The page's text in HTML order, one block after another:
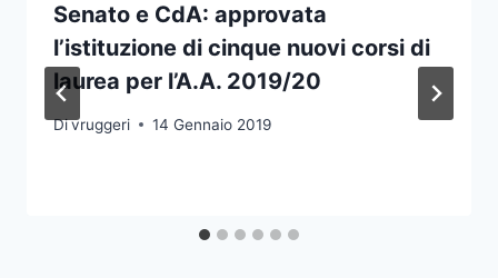
Senato e CdA: approvata
l’istituzione di cinque nuovi corsi di
laurea per l’A.A. 2019/20
Divruggeri 14 Gennaio 2019